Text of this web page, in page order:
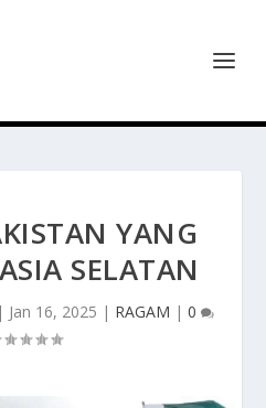
YANG
SELATAN
| Jan 16, 2025 | RAGAM | 0